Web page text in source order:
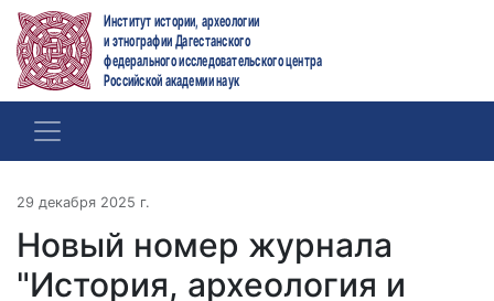
Институт истории, археологии
и этнографии Дагестанского
федерального исследовательского центра
Российской академии наук
29 декабря 2025 г.
Новый номер журнала
"История, археология и